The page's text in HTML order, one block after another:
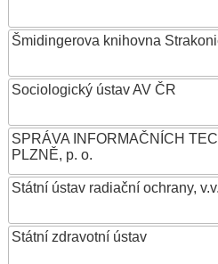
Šmidingerova knihovna
Sociologický ústav AV ČR
SPRÁVA INFORMAČNÍCH
PLZNĚ, p. o.
Státní ústav radiační ochrany,
Státní zdravotní ústav